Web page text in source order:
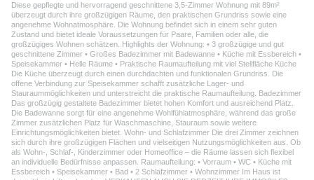
Diese gepflegte und hervorragend geschnittene 3,5-Zimmer Wohnung mit 89m²
überzeugt durch ihre großzügigen Räume, den praktischen Grundriss sowie eine
angenehme Wohnatmosphäre. Die Wohnung befindet sich in einem sehr guten
Zustand und bietet ideale Voraussetzungen für Paare, Familien oder alle, die
großzügiges Wohnen schätzen. Highlights der Wohnung: • 3 großzügige und gut
geschnittene Zimmer • Großes Badezimmer mit Badewanne • Küche mit Essbereich •
Speisekammer • Helle Räume • Praktische Raumaufteilung mit viel Stellfläche Küche
Die Küche überzeugt durch einen durchdachten und funktionalen Grundriss. Die
offene Verbindung zur Speisekammer schafft zusätzliche Lager- und
Stauraummöglichkeiten und unterstreicht die praktische Raumaufteilung. Badezimmer
Das großzügig gestaltete Badezimmer bietet hohen Komfort und ausreichend Platz.
Die Badewanne sorgt für eine angenehme Wohlfühlatmosphäre, während das große
Zimmer zusätzlichen Platz für Waschmaschine, Stauraum sowie weitere
Einrichtungsmöglichkeiten bietet. Wohn- und Schlafzimmer Die drei Zimmer zeichnen
sich durch ihre großzügigen Flächen und vielseitigen Nutzungsmöglichkeiten aus. Ob
als Wohn-, Schlaf-, Kinderzimmer oder Homeoffice – die Räume lassen sich flexibel
an individuelle Bedürfnisse anpassen. Raumaufteilung: • Vorraum • WC • Küche mit
Essbereich • Speisekammer • Bad • 2 Schlafzimmer • Wohnzimmer Im Haus ist